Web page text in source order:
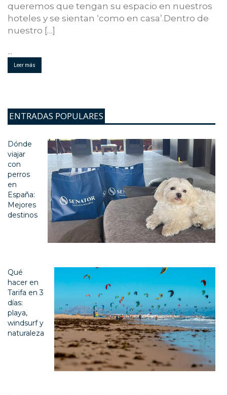
queremos que tengan su espacio en nuestros
hoteles y se sientan ‘como en casa’.Dentro de
nuestro […]
...
Leer más
ENTRADAS POPULARES
Dónde
viajar
con
perros
en
España:
Mejores
destinos
Qué
hacer en
Tarifa en 3
días:
playa,
windsurf y
naturaleza